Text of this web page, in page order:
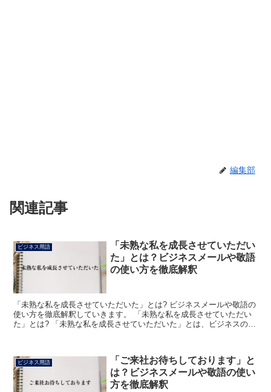
編集部
関連記事
ビジネス用語
「未熟な私を成長させていただい
た」とは？ビジネスメールや敬語
の使い方を徹底解釈
「未熟な私を成長させていただいた」とは? ビジネスメールや敬語の
使い方を徹底解釈していきます。 「未熟な私を成長させていただい
た」とは? 「未熟な私を成長させていただいた」とは、ビジネスの場
ビジネス用語
「ご来社お待ちしております」と
は？ビジネスメールや敬語の使い
方を徹底解釈